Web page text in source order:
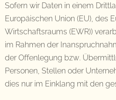
Sofern wir Daten in einem
Europäischen Union (EU), des
Wirtschaftsraums (EWR))
im Rahmen der
der Offenlegung bzw.
Personen, Stellen oder
dies nur im Einklang mit den